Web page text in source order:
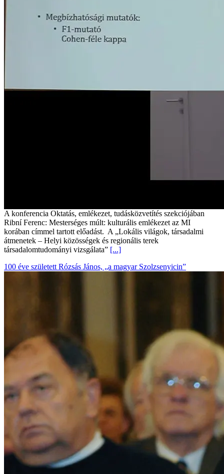
A konferencia Oktatás, emlékezet, tudásközvetítés szekciójában
Ribní Ferenc: Mesterséges múlt: kulturális emlékezet az MI
korában címmel tartott előadást. A „Lokális világok, társadalmi
átmenetek – Helyi közösségek és regionális terek
társadalomtudományi vizsgálata” [...]
100 éve született Rózsás János, „a magyar Szolzsenyicin”